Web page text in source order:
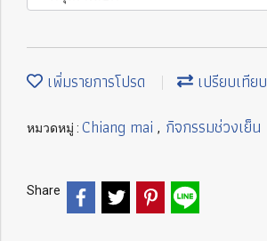
เพิ่มรายการโปรด เปรียบเทียบ
หมวดหมู่ : Chiang mai , กิจกรรมช่วงเย็น
Share